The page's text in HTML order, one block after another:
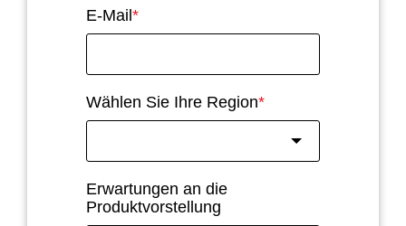
E-Mail *
Wählen Sie Ihre Region*
Erwartungen an die
Produktvorstellung